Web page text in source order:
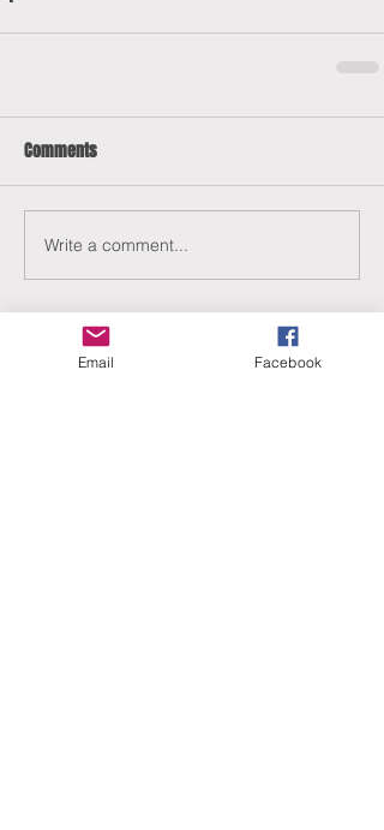
Comments
Write a comment...
Email Facebook